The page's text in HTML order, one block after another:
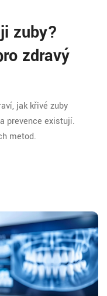
zuby?
zdravý
jak křivé zuby
prevence existují.
metod.